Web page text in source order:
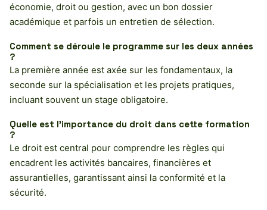
économie, droit ou gestion, avec un bon dossier
académique et parfois un entretien de sélection.
Comment se déroule le programme sur les deux années
?
La première année est axée sur les fondamentaux, la
seconde sur la spécialisation et les projets pratiques,
incluant souvent un stage obligatoire.
Quelle est l’importance du droit dans cette formation
?
Le droit est central pour comprendre les règles qui
encadrent les activités bancaires, financières et
assurantielles, garantissant ainsi la conformité et la
sécurité.